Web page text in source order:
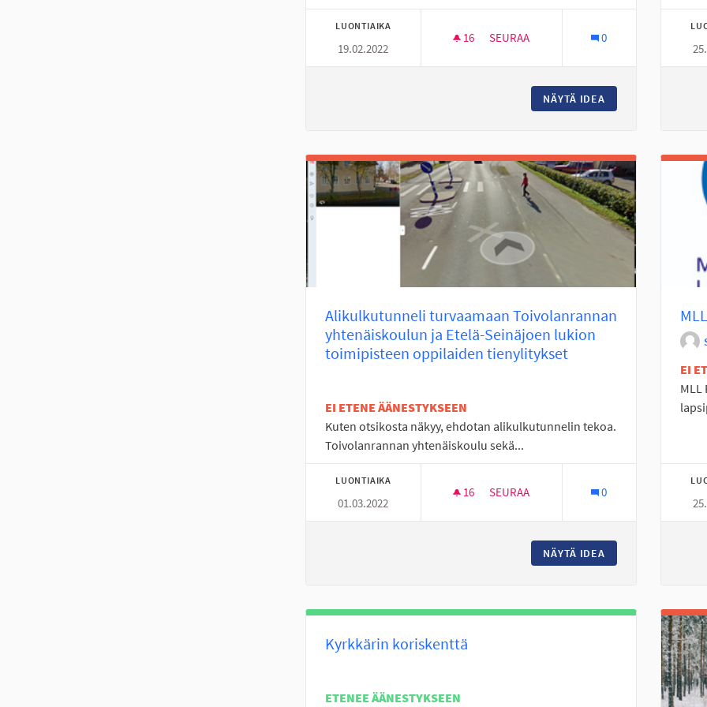
LUONTIAIKA
19.02.2022
16 16 SEURAAJAA
SEURAA 0
NÄYTÄ IDEA NUORET
Alikulkutunneli turvaamaan Toivolanrannan
yhtenäiskoulun ja Etelä-Seinäjoen lukion
toimipisteen oppilaiden tienylitykset
EI ETENE ÄÄNESTYKSEEN
Kuten otsikosta näkyy, ehdotan alikulkutunnelin tekoa.
Toivolanrannan yhtenäiskoulu sekä...
LUONTIAIKA
01.03.2022
16 16 SEURAAJAA
SEURAA 0
NÄYTÄ IDEA
EI
Kyrkkärin koriskenttä
ETENEE ÄÄNESTYKSEEN